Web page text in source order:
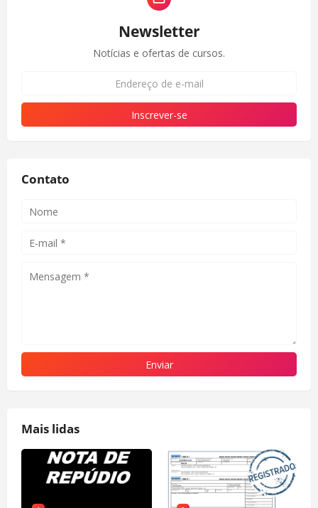
Newsletter
Notícias e ofertas de cursos.
Contato
Mais lidas